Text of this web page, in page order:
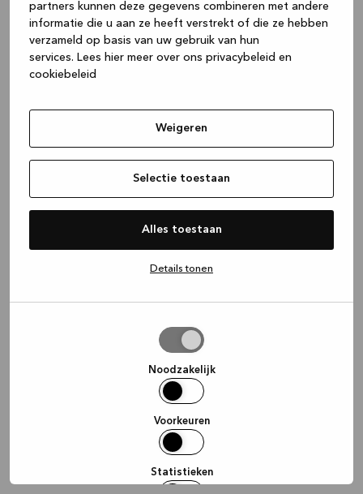
partners kunnen deze gegevens combineren met andere
informatie die u aan ze heeft verstrekt of die ze hebben
verzameld op basis van uw gebruik van hun
services. Lees hier meer over ons privacybeleid en
cookiebeleid
Weigeren
Selectie toestaan
Alles toestaan
Details tonen
Noodzakelijk
Voorkeuren
Statistieken
(see the browser console for more
information).